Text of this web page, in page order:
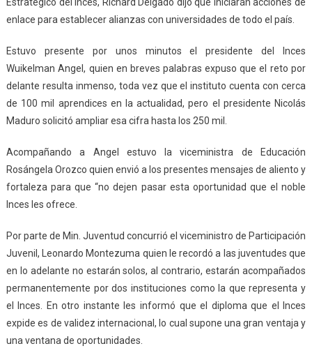
Estratégico del Inces, Richard Delgado dijo que iniciarán acciones de
enlace para establecer alianzas con universidades de todo el país.
Estuvo presente por unos minutos el presidente del Inces
Wuikelman Angel, quien en breves palabras expuso que el reto por
delante resulta inmenso, toda vez que el instituto cuenta con cerca
de 100 mil aprendices en la actualidad, pero el presidente Nicolás
Maduro solicitó ampliar esa cifra hasta los 250 mil.
Acompañando a Angel estuvo la viceministra de Educación
Rosángela Orozco quien envió a los presentes mensajes de aliento y
fortaleza para que “no dejen pasar esta oportunidad que el noble
Inces les ofrece.
Por parte de Min. Juventud concurrió el viceministro de Participación
Juvenil, Leonardo Montezuma quien le recordó a las juventudes que
en lo adelante no estarán solos, al contrario, estarán acompañados
permanentemente por dos instituciones como la que representa y
el Inces. En otro instante les informó que el diploma que el Inces
expide es de validez internacional, lo cual supone una gran ventaja y
una ventana de oportunidades.